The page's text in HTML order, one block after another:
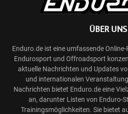
ÜBER UNS
Enduro.de ist eine umfassende
Endurosport und Offroadsport
aktuelle Nachrichten und Updates
und internationalen
Nachrichten bietet Enduro.de eine
an, darunter Listen von Enduro-
Trainingsmöglichkeiten. Sie bietet